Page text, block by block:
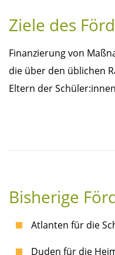
Ziele des
Finanzierung von
die über den üblichen
Eltern der
Bisherige
Atlanten für die
Duden für die